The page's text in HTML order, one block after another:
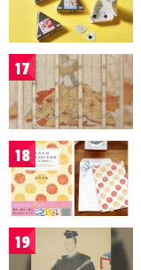
17
18
19